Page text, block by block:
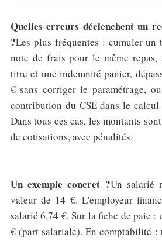
Quelles erreurs déclenchent un
?Les plus fréquentes : cumuler un
note de frais pour le même
titre et une indemnité panier,
€ sans corriger le paramétrage,
contribution du CSE dans le calcul
Dans tous ces cas, les montants
de cotisations, avec pénalités.
Un exemple concret ?Un salarié
valeur de 14 €. L'employeur
salarié 6,74 €. Sur la fiche de paie :
€ (part salariale). En comptabilité :